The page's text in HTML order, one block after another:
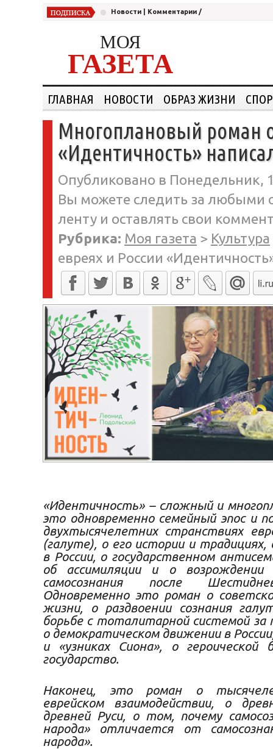
Новости Комментарии /
МОЯ
ГАЗЕТА
ГЛАВНАЯ НОВОСТИ ОБРАЗ ЖИЗНИ
Многоплановый роман
«Идентичность»
Опубликовано в Понедельник,
Вы можете следить за любыми
ленту и оставлять свои
Рубрика: Моя газета > Культура
евреях и России
«Идентичность» – сложный и
это одновременно семейный эпос и
двухтысячелетних странствиях
(галуте), о его истории и традициях,
в России, о государственном
об ассимиляции и о возрождении
самосознания после
Одновременно это роман о
жизни, о раздвоении сознания
борьбе с тоталитарной системой за
о демократическом движении в
и «узниках Сиона», о героической
государство.
Наконец, это роман о
еврейском взаимодействии, о
древней Руси, о том, почему
народа» отличается от
народа».